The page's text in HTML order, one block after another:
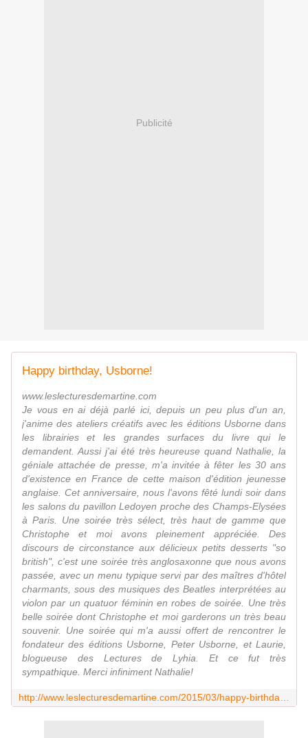
Publicité
Happy birthday, Usborne!
www.leslecturesdemartine.com
Je vous en ai déjà parlé ici, depuis un peu plus d'un an,
j'anime des ateliers créatifs avec les éditions Usborne dans
les librairies et les grandes surfaces du livre qui le
demandent. Aussi j'ai été très heureuse quand Nathalie, la
géniale attachée de presse, m'a invitée à fêter les 30 ans
d'existence en France de cette maison d'édition jeunesse
anglaise. Cet anniversaire, nous l'avons fêté lundi soir dans
les salons du pavillon Ledoyen proche des Champs-Elysées
à Paris. Une soirée très sélect, très haut de gamme que
Christophe et moi avons pleinement appréciée. Des
discours de circonstance aux délicieux petits desserts "so
british", c'est une soirée très anglosaxonne que nous avons
passée, avec un menu typique servi par des maîtres d'hôtel
charmants, sous des musiques des Beatles interprétées au
violon par un quatuor féminin en robes de soirée. Une très
belle soirée dont Christophe et moi garderons un très beau
souvenir. Une soirée qui m'a aussi offert de rencontrer le
fondateur des éditions Usborne, Peter Usborne, et Laurie,
blogueuse des Lectures de Lyhia. Et ce fut très
sympathique. Merci infiniment Nathalie!